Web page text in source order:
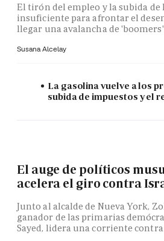
El tirón del empleo y la subida de
insuficiente para afrontar el
llegar una avalancha de 'boomers'
Susana Alcelay
La gasolina vuelve a los
subida de impuestos y el
El auge de políticos
acelera el giro contra
Junto al alcalde de Nueva York,
ganador de las primarias
Sayed, lidera una corriente